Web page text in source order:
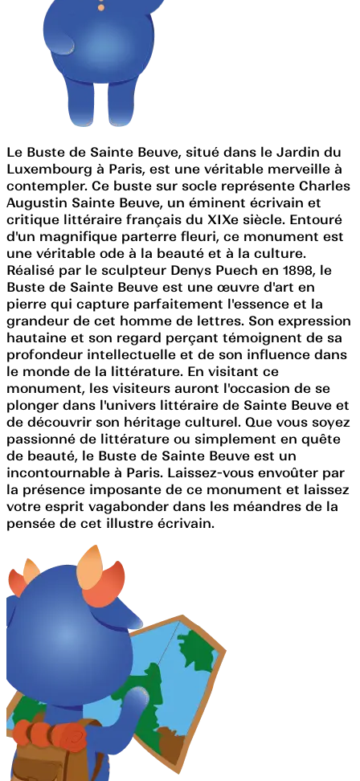
Le Buste de Sainte Beuve, situé dans le Jardin du
Luxembourg à Paris, est une véritable merveille à
contempler. Ce buste sur socle représente Charles
Augustin Sainte Beuve, un éminent écrivain et
critique littéraire français du XIXe siècle. Entouré
d'un magnifique parterre fleuri, ce monument est
une véritable ode à la beauté et à la culture.
Réalisé par le sculpteur Denys Puech en 1898, le
Buste de Sainte Beuve est une œuvre d'art en
pierre qui capture parfaitement l'essence et la
grandeur de cet homme de lettres. Son expression
hautaine et son regard perçant témoignent de sa
profondeur intellectuelle et de son influence dans
le monde de la littérature. En visitant ce
monument, les visiteurs auront l'occasion de se
plonger dans l'univers littéraire de Sainte Beuve et
de découvrir son héritage culturel. Que vous soyez
passionné de littérature ou simplement en quête
de beauté, le Buste de Sainte Beuve est un
incontournable à Paris. Laissez-vous envoûter par
la présence imposante de ce monument et laissez
votre esprit vagabonder dans les méandres de la
pensée de cet illustre écrivain.